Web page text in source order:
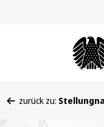
befinden
zurück zu: